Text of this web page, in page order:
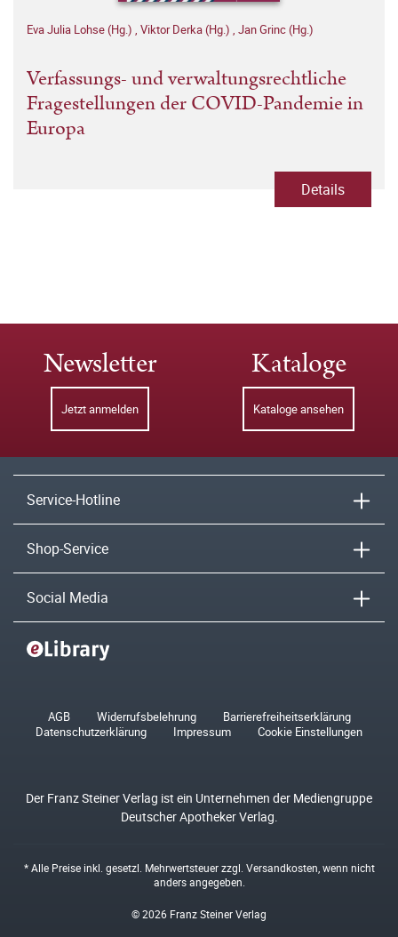
Eva Julia Lohse (Hg.) , Viktor Derka (Hg.) , Jan Grinc (Hg.)
Verfassungs- und verwaltungsrechtliche
Fragestellungen der COVID-Pandemie in
Europa
Details
Newsletter
Jetzt anmelden
Kataloge
Kataloge ansehen
Service-Hotline
Shop-Service
Social Media
AGB Widerrufsbelehrung
Barrierefreiheitserklärung
Datenschutzerklärung
Impressum Cookie Einstellungen
Der Franz Steiner Verlag ist ein Unternehmen der Mediengruppe
Deutscher Apotheker Verlag.
* Alle Preise inkl. gesetzl. Mehrwertsteuer zzgl. Versandkosten , wenn nicht
anders angegeben.
© 2026 Franz Steiner Verlag